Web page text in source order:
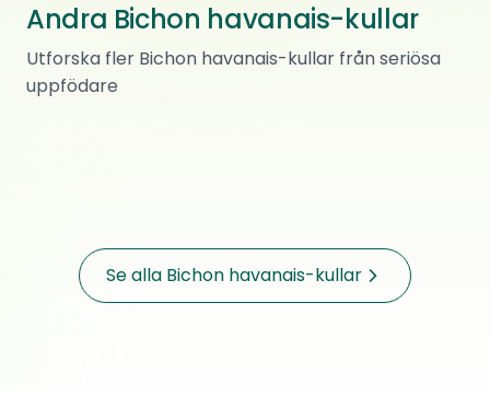
Andra Bichon havanais-kullar
Utforska fler Bichon havanais-kullar från seriösa
uppfödare
Bichon havanais
Bichon havanais ·Renrasig
Kull V
Bichon havanais
Kull U
Född
Se alla Bichon havanais-kullar